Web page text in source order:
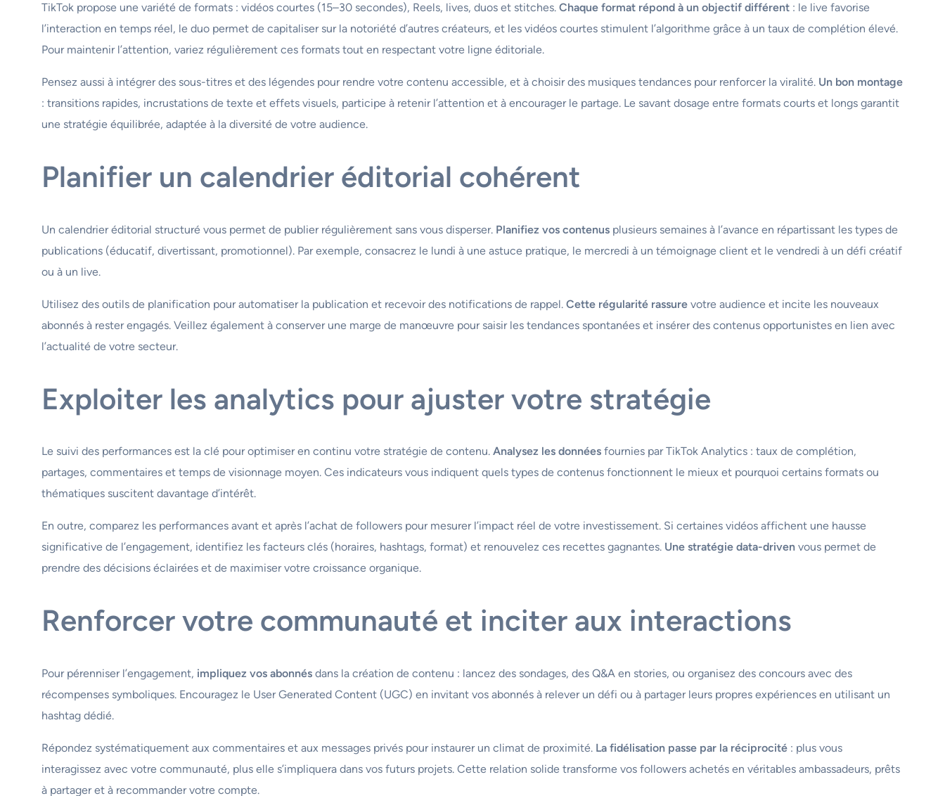
TikTok propose une variété de formats : vidéos courtes (15–30 secondes), Reels, lives, duos et stitches. Chaque format répond à un objectif différent: le live favorise
l’interaction en temps réel, le duo permet de capitaliser sur la notoriété d’autres créateurs, et les vidéos courtes stimulent l’algorithme grâce à un taux de complétion élevé.
Pour maintenir l’attention, variez régulièrement ces formats tout en respectant votre ligne éditoriale.
Pensez aussi à intégrer des sous-titres et des légendes pour rendre votre contenu accessible, et à choisir des musiques tendances pour renforcer la viralité. Un bon montage
: transitions rapides, incrustations de texte et effets visuels, participe à retenir l’attention et à encourager le partage. Le savant dosage entre formats courts et longs garantit
une stratégie équilibrée, adaptée à la diversité de votre audience.
Planifier un calendrier éditorial cohérent
Un calendrier éditorial structuré vous permet de publier régulièrement sans vous disperser. Planifiez vos contenusplusieurs semaines à l’avance en répartissant les types de
publications (éducatif, divertissant, promotionnel). Par exemple, consacrez le lundi à une astuce pratique, le mercredi à un témoignage client et le vendredi à un défi créatif
ou à un live.
Utilisez des outils de planification pour automatiser la publication et recevoir des notifications de rappel. Cette régularité rassurevotre audience et incite les nouveaux
abonnés à rester engagés. Veillez également à conserver une marge de manœuvre pour saisir les tendances spontanées et insérer des contenus opportunistes en lien avec
l’actualité de votre secteur.
Exploiter les analytics pour ajuster votre stratégie
Le suivi des performances est la clé pour optimiser en continu votre stratégie de contenu. Analysez les donnéesfournies par TikTok Analytics : taux de complétion,
partages, commentaires et temps de visionnage moyen. Ces indicateurs vous indiquent quels types de contenus fonctionnent le mieux et pourquoi certains formats ou
thématiques suscitent davantage d’intérêt.
En outre, comparez les performances avant et après l’achat de followers pour mesurer l’impact réel de votre investissement. Si certaines vidéos affichent une hausse
significative de l’engagement, identifiez les facteurs clés (horaires, hashtags, format) et renouvelez ces recettes gagnantes. Une stratégie data-drivenvous permet de
prendre des décisions éclairées et de maximiser votre croissance organique.
Renforcer votre communauté et inciter aux interactions
Pour pérenniser l’engagement, impliquez vos abonnésdans la création de contenu : lancez des sondages, des Q&A en stories, ou organisez des concours avec des
récompenses symboliques. Encouragez le User Generated Content (UGC) en invitant vos abonnés à relever un défi ou à partager leurs propres expériences en utilisant un
hashtag dédié.
Répondez systématiquement aux commentaires et aux messages privés pour instaurer un climat de proximité. La fidélisation passe par la réciprocité: plus vous
interagissez avec votre communauté, plus elle s’impliquera dans vos futurs projets. Cette relation solide transforme vos followers achetés en véritables ambassadeurs, prêts
à partager et à recommander votre compte.